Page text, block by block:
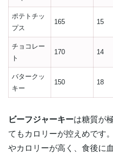
ポテトチッ
プス
165 15
チョコレー
ト
170 14
バタークッ
キー
150 18
ビーフジャーキーは糖質が
てもカロリーが控えめです
やカロリーが高く、食後に